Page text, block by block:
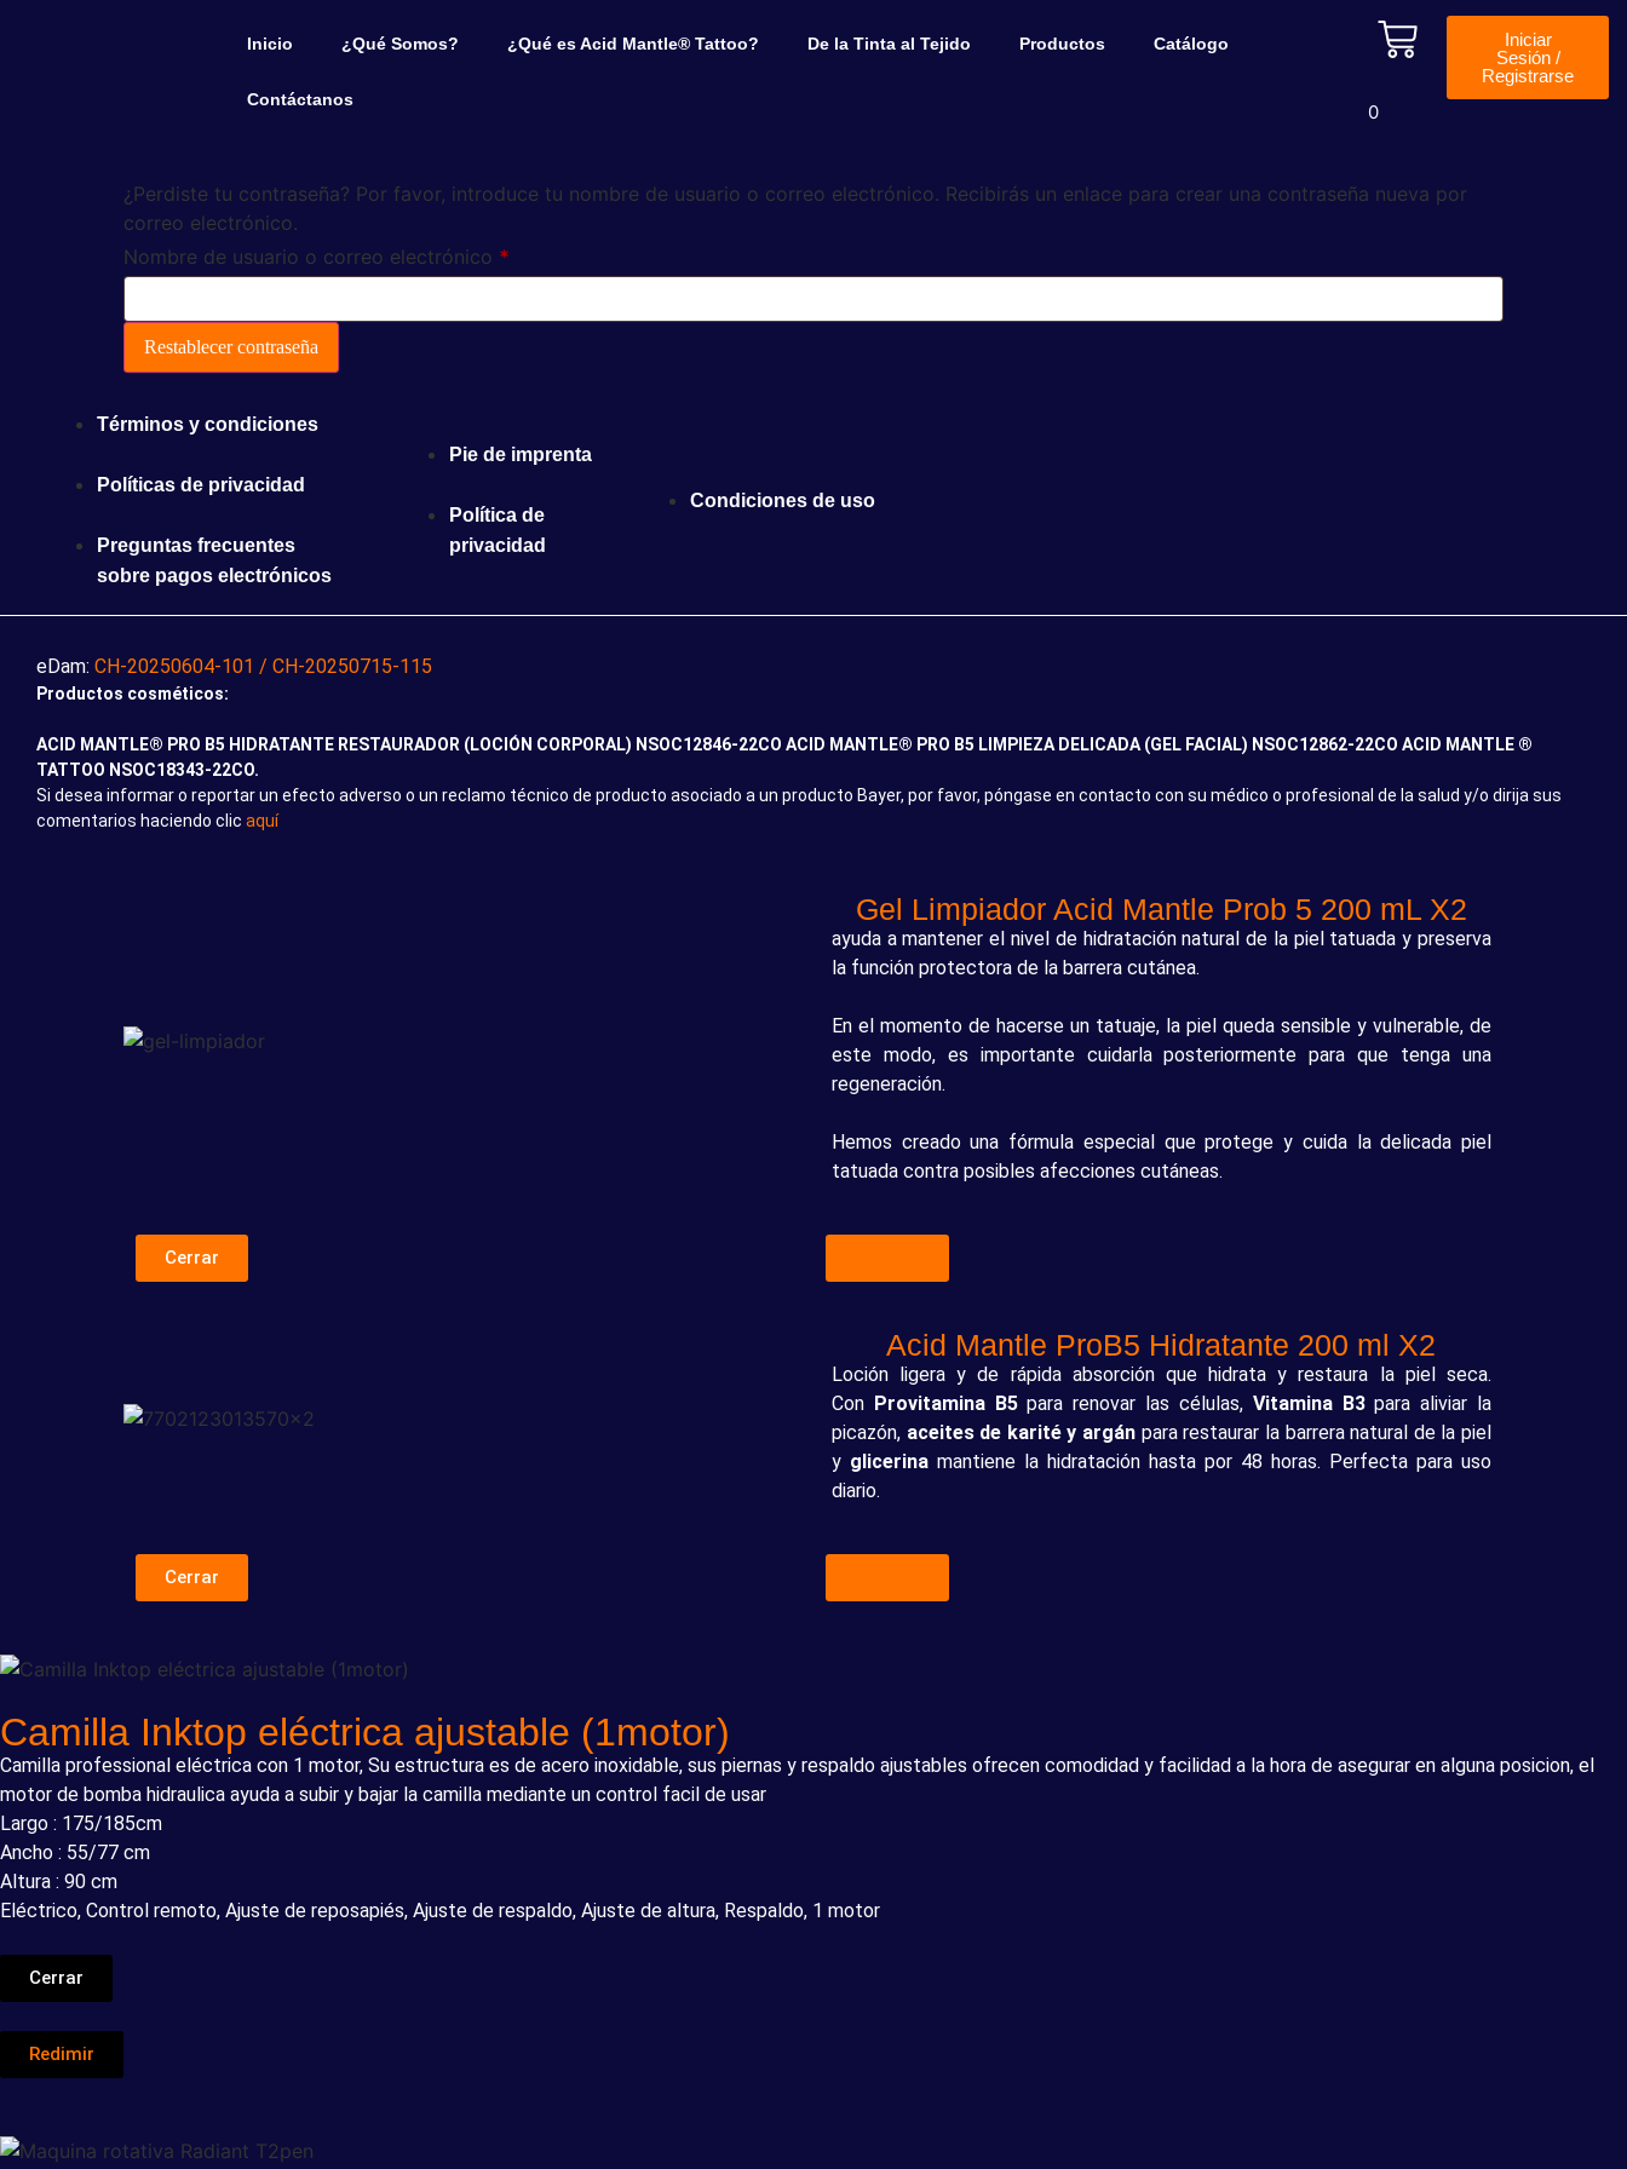
Inicio ¿Qué Somos? ¿Qué es Acid Mantle® Tattoo? De la Tinta al Tejido Productos Catálogo
Contáctanos
0
Iniciar
Sesión /
Registrarse
¿Perdiste tu contraseña? Por favor, introduce tu nombre de usuario o correo electrónico. Recibirás un enlace para crear una contraseña nueva por
correo electrónico.
Nombre de usuario o correo electrónico *
Restablecer contraseña
Términos y condiciones
Políticas de privacidad
Preguntas frecuentes
sobre pagos electrónicos
Pie de imprenta
Política de
privacidad
Condiciones de uso
eDam: CH-20250604-101 / CH-20250715-115
Productos cosméticos:
ACID MANTLE® PRO B5 HIDRATANTE RESTAURADOR (LOCIÓN CORPORAL) NSOC12846-22CO ACID MANTLE® PRO B5 LIMPIEZA DELICADA (GEL FACIAL) NSOC12862-22CO ACID MANTLE ®
TATTOO NSOC18343-22CO.
Si desea informar o reportar un efecto adverso o un reclamo técnico de producto asociado a un producto Bayer, por favor, póngase en contacto con su médico o profesional de la salud y/o dirija sus
comentarios haciendo clic aquí
Gel Limpiador Acid Mantle Prob 5 200 mL X2
ayuda a mantener el nivel de hidratación natural de la piel tatuada y preserva
la función protectora de la barrera cutánea.
En el momento de hacerse un tatuaje, la piel queda sensible y vulnerable, de
este modo, es importante cuidarla posteriormente para que tenga una
regeneración.
Hemos creado una fórmula especial que protege y cuida la delicada piel
tatuada contra posibles afecciones cutáneas.
Cerrar
Acid Mantle ProB5 Hidratante 200 ml X2
Loción ligera y de rápida absorción que hidrata y restaura la piel seca.
Con Provitamina B5para renovar las células, Vitamina B3para aliviar la
picazón, aceites de karité y argán para restaurar la barrera natural de la piel
y glicerina mantiene la hidratación hasta por 48 horas. Perfecta para uso
diario.
Cerrar
Camilla Inktop eléctrica ajustable (1motor)
Camilla professional eléctrica con 1 motor, Su estructura es de acero inoxidable, sus piernas y respaldo ajustables ofrecen comodidad y facilidad a la hora de asegurar en alguna posicion, el
motor de bomba hidraulica ayuda a subir y bajar la camilla mediante un control facil de usar
Largo : 175/185cm
Ancho : 55/77 cm
Altura : 90 cm
Eléctrico, Control remoto, Ajuste de reposapiés, Ajuste de respaldo, Ajuste de altura, Respaldo, 1 motor
Cerrar
Redimir